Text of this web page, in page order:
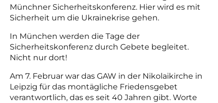
Münchner Sicherheitskonferenz. Hier wird es mit
Sicherheit um die Ukrainekrise gehen.
In München werden die Tage der
Sicherheitskonferenz durch Gebete begleitet.
Nicht nur dort!
Am 7. Februar war das GAW in der Nikolaikirche in
Leipzig für das montägliche Friedensgebet
verantwortlich, das es seit 40 Jahren gibt. Worte